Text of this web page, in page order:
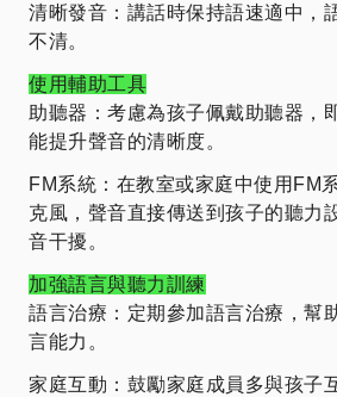
清晰發音：講話時保持語速適中，
不清。
使用輔助工具
助聽器：考慮為孩子佩戴助聽器，
能提升聲音的清晰度。
FM系統：在教室或家庭中使用FM
克風，聲音直接傳送到孩子的聽力
音干擾。
加強語言與聽力訓練
語言治療：定期參加語言治療，幫
言能力。
家庭互動：鼓勵家庭成員多與孩子